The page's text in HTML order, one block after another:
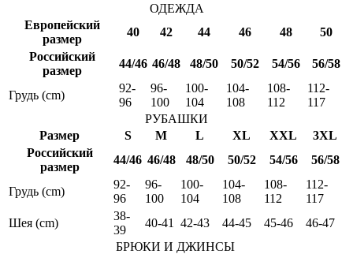
ОДЕЖДА
Европейский
размер
40 42 44 46 48
50
Российский
размер
44/46 46/48 48/50 50/52 54/56 56/58
Грудь (cm)
92-
96
96-
100
100-
104
104-
108
108-
112
112-
117
РУБАШКИ
Размер
S M L XL XXL
3XL
Российский
размер
44/46 46/48 48/50 50/52 54/56 56/58
Грудь (cm)
92-
96
96-
100
100-
104
104-
108
108-
112
112-
117
Шея (cm)
38-
39
40-41 42-43 44-45 45-46
46-47
БРЮКИ И ДЖИНСЫ